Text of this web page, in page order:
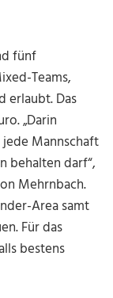
fünf
Teams,
erlaubt. Das
„Darin
Mannschaft
behalten darf“,
Mehrnbach.
Area samt
Für das
bestens